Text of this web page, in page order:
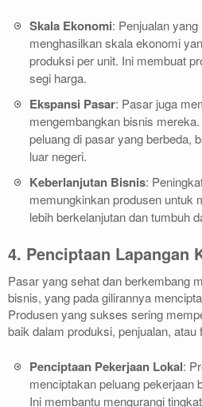
Skala Ekonomi: Penjualan
menghasilkan skala ekonomi
produksi per unit. Ini membuat
segi harga.
Ekspansi Pasar: Pasar juga
mengembangkan bisnis
peluang di pasar yang berbeda,
luar negeri.
Keberlanjutan Bisnis:
memungkinkan produsen untuk
lebih berkelanjutan dan tumbuh
4. Penciptaan Lapangan
Pasar yang sehat dan berkembang
bisnis, yang pada gilirannya
Produsen yang sukses sering
baik dalam produksi, penjualan, atau
Penciptaan Pekerjaan Lokal:
menciptakan peluang pekerjaan
Ini membantu mengurangi